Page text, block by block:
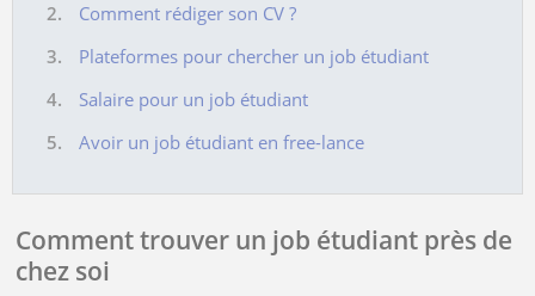
Comment rédiger son CV ?
Plateformes pour chercher un job étudiant
Salaire pour un job étudiant
Avoir un job étudiant en free-lance
Comment trouver un job étudiant près de
chez soi